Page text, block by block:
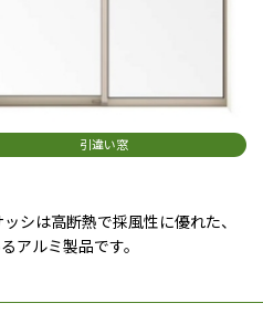
引違い窓
シは高断熱で採風性に優れた、
アルミ製品です。